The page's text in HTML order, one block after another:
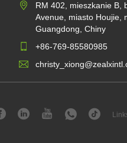
RM 402, mieszkanie B,
Avenue, miasto Houjie,
Guangdong, Chiny
+86-769-85580985